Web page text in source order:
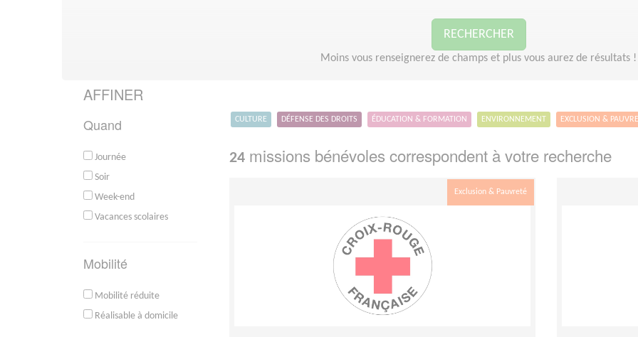
RECHERCHER
Moins vous renseignerez de champs et plus vous aurez de résultats !
AFFINER
Quand
Journée
Soir
Week-end
Vacances scolaires
Mobilité
Mobilité réduite
Réalisable à domicile
CULTURE DÉFENSE DES DROITS ÉDUCATION & FORMATION ENVIRONNEMENT EXCLUSION &
24 missions bénévoles correspondent à votre recherche
Exclusion & Pauvreté